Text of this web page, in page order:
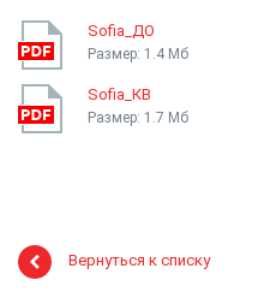
Sofia_ДО
Размер: 1.4 Мб
Sofia_КВ
Размер: 1.7 Мб
Вернуться к списку